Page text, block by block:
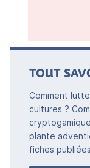
TOUT
Comment
cultures ?
plante
fiches